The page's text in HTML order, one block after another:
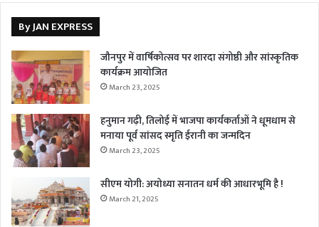
By JAN EXPRESS
जौनपुर में वार्षिकोत्सव पर शारदा संगोष्ठी और सांस्कृतिक
कार्यक्रम आयोजित
March 23, 2025
हनुमान गढ़ी, तिलोई में भाजपा कार्यकर्ताओं ने धूमधाम से
मनाया पूर्व सांसद स्मृति ईरानी का जन्मदिन
March 23, 2025
सीएम योगी: अयोध्या सनातन धर्म की आधारभूमि है !
March 21, 2025